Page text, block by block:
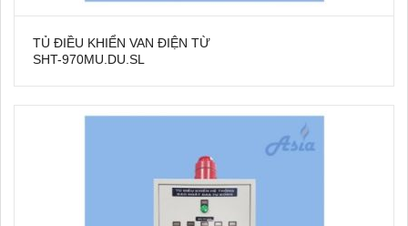
TỦ ĐIỀU KHIỂN VAN ĐIỆN TỪ
SHT-970MU.DU.SL